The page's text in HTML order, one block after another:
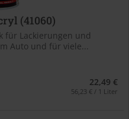
(41060)
für Lackierungen und
Auto und für viele...
22,49 €
56,23 € / 1 Liter